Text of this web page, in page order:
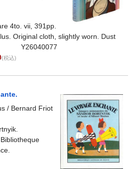
4to. vii, 391pp.
Original cloth, slightly worn. Dust
(税込)
/ Bernard Friot